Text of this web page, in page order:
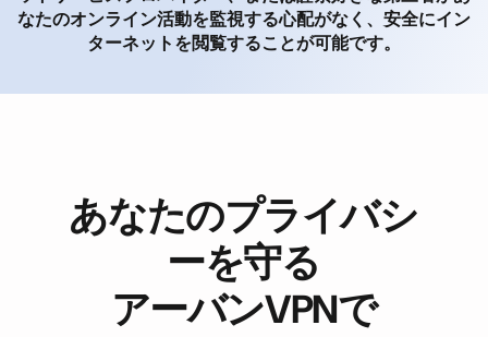
なたのオンライン活動を監視する心配がなく、安全にイン
ターネットを閲覧することが可能です。
あなたのプライバシ
ーを守る
アーバンVPNで